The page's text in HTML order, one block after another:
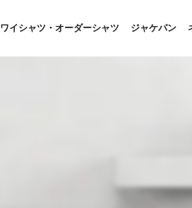
ワイシャツ・オーダーシャツ ジャケパン